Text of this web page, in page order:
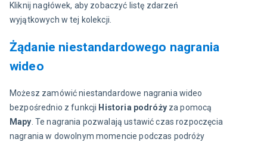
Kliknij nagłówek, aby zobaczyć listę zdarzeń
wyjątkowych w tej kolekcji.
Żądanie niestandardowego nagrania
wideo
Możesz zamówić niestandardowe nagrania wideo
bezpośrednio z funkcji Historia podróży za pomocą
Mapy . Te nagrania pozwalają ustawić czas rozpoczęcia
nagrania w dowolnym momencie podczas podróży